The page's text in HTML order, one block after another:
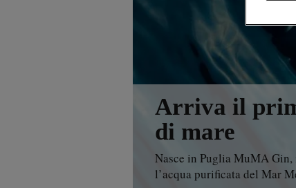
Arriva il
di mare
Nasce in Puglia MuMA
l’acqua purificata del Mar